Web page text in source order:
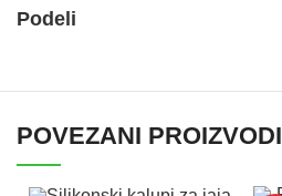
Podeli
POVEZANI PROIZVODI